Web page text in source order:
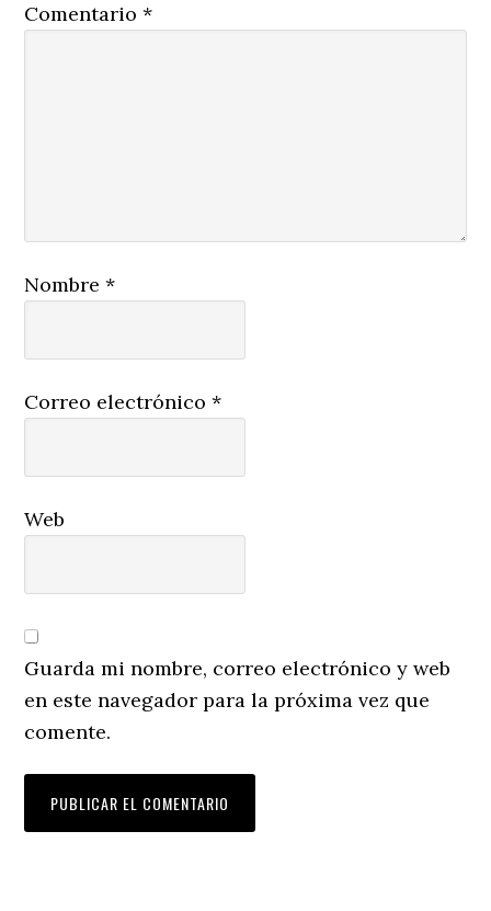
Comentario*
Nombre*
Correo electrónico*
Web
Guarda mi nombre, correo electrónico y web
en este navegador para la próxima vez que
comente.